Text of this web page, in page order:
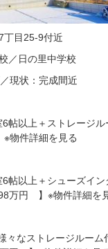
丁目25-9付近
／日の里中学校
現状：完成間近
6帖以上＋ ストレージル
件詳細を見る
6帖以上＋シューズイ
万円 】※物件詳細を
々なストレージルー